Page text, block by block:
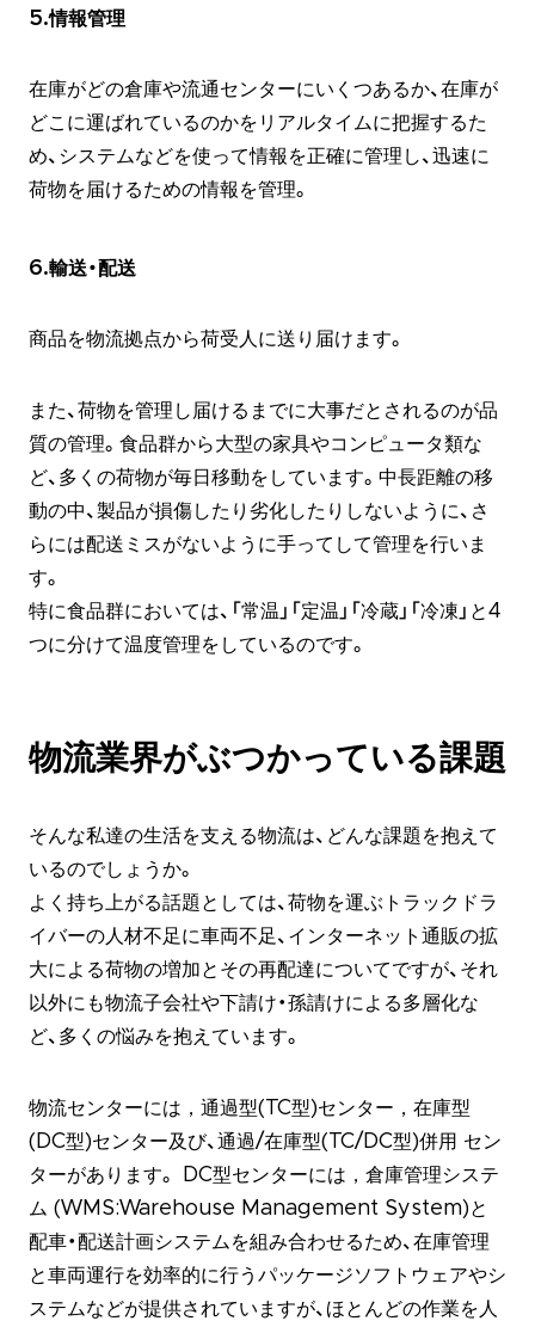
5.情報管理
在庫がどの倉庫や流通センターにいくつあるか、在庫が
どこに運ばれているのかをリアルタイムに把握するた
め、システムなどを使って情報を正確に管理し、迅速に
荷物を届けるための情報を管理。
6.輸送・配送
商品を物流拠点から荷受人に送り届けます。
また、荷物を管理し届けるまでに大事だとされるのが品
質の管理。食品群から大型の家具やコンピュータ類な
ど、多くの荷物が毎日移動をしています。中長距離の移
動の中、製品が損傷したり劣化したりしないように、さ
らには配送ミスがないように手ってして管理を行いま
す。
特に食品群においては、「常温」「定温」「冷蔵」「冷凍」と4
つに分けて温度管理をしているのです。
物流業界がぶつかっている課題
そんな私達の生活を支える物流は、どんな課題を抱えて
いるのでしょうか。
よく持ち上がる話題としては、荷物を運ぶトラックドラ
イバーの人材不足に車両不足、インターネット通販の拡
大による荷物の増加とその再配達についてですが、それ
以外にも物流子会社や下請け・孫請けによる多層化な
ど、多くの悩みを抱えています。
物流センターには，通過型(TC型)センター，在庫型
(DC型)センター及び、通過/在庫型(TC/DC型)併用 セン
ターがあります。 DC型センターには，倉庫管理システ
ム (WMS:Warehouse Management System)と
配車・配送計画システムを組み合わせるため、在庫管理
と車両運行を効率的に行うパッケージソフトウェアやシ
ステムなどが提供されていますが、ほとんどの作業を人